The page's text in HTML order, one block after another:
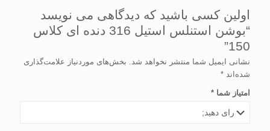
اولین کسی باشید که دیدگاهی می نویسد
“بوشن استنلس استیل 316 دنده ای کلاس
150”
نشانی ایمیل شما منتشر نخواهد شد. بخش‌های موردنیاز علامت‌گذاری
شده‌اند *
امتیاز شما *